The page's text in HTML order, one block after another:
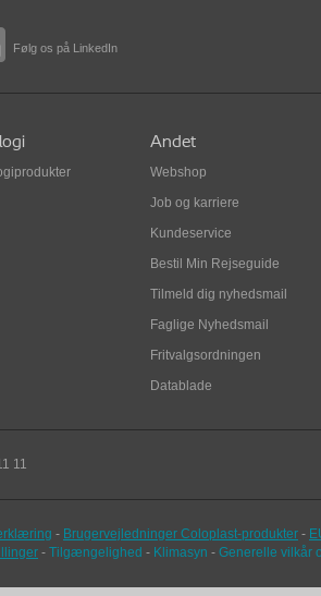
Følg os på LinkedIn
Andet
Webshop
Job og karriere
Kundeservice
Bestil Min Rejseguide
Tilmeld dig nyhedsmail
Faglige Nyhedsmail
Fritvalgsordningen
Datablade
11
- Brugervejledninger Coloplast-produkter -
- Tilgængelighed - Klimasyn - Generelle vilkår